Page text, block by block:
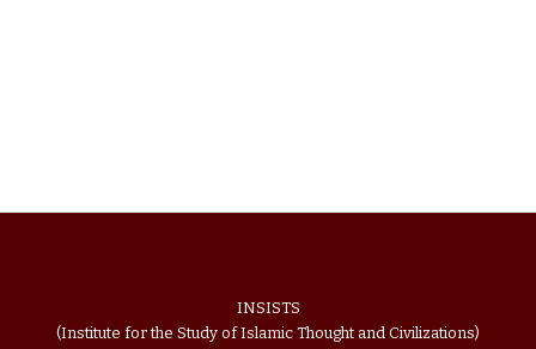
INSISTS
(Institute for the Study of Islamic Thought and Civilizations)